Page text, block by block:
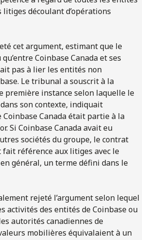
découlant d’opérations
cet argument, estimant que le
Coinbase Canada et ses
pas à lier les entités non
Le tribunal a souscrit à la
première instance selon laquelle le
son contexte, indiquait
Canada était partie à la
Si Coinbase Canada avait eu
sociétés du groupe, le contrat
référence aux litiges avec le
général, un terme défini dans le
rejeté l’argument selon lequel
activités des entités de Coinbase ou
autorités canadiennes de
mobilières équivalaient à un